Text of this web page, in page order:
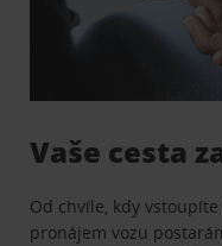
Vaše cesta
Od chvíle, kdy
pronájem vozu